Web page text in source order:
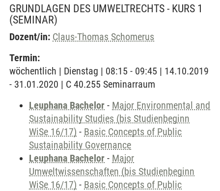
GRUNDLAGEN DES UMWELTRECHTS - KURS 1
(SEMINAR)
Dozent/in: Claus-Thomas Schomerus
Termin:
wöchentlich | Dienstag | 08:15 - 09:45 | 14.10.2019
- 31.01.2020 | C 40.255 Seminarraum
Leuphana Bachelor - Major Environmental and
Sustainability Studies (bis Studienbeginn
WiSe 16/17) - Basic Concepts of Public
Sustainability Governance
Leuphana Bachelor - Major
Umweltwissenschaften (bis Studienbeginn
WiSe 16/17) - Basic Concepts of Public